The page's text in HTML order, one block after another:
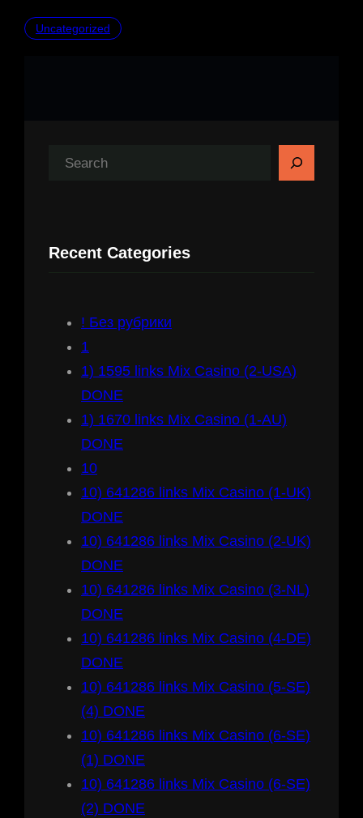
Uncategorized
c
Recent Categories
! Без рубрики
1
1) 1595 links Mix Casino (2-USA)
DONE
1) 1670 links Mix Casino (1-AU)
DONE
10
10) 641286 links Mix Casino (1-UK)
DONE
10) 641286 links Mix Casino (2-UK)
DONE
10) 641286 links Mix Casino (3-NL)
DONE
10) 641286 links Mix Casino (4-DE)
DONE
10) 641286 links Mix Casino (5-SE)
(4) DONE
10) 641286 links Mix Casino (6-SE)
(1) DONE
10) 641286 links Mix Casino (6-SE)
(2) DONE